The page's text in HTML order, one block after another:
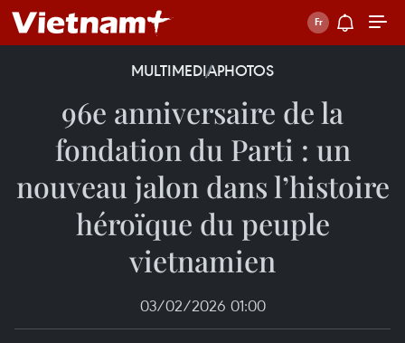
MULTIMEDIAPHOTOS
96e anniversaire de la
fondation du Parti : un
nouveau jalon dans l’histoire
héroïque du peuple
vietnamien
03/02/2026 01:00